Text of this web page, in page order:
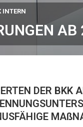
INTERN
DER BKK